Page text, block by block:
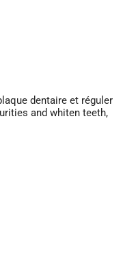
dentaire et réguler
and whiten teeth,